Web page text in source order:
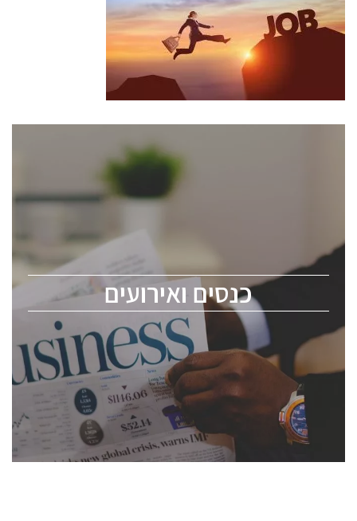
כנסים ואירועים
כנסים ואירועים
לכל העוסקים בתעשיית הסמיקונדקטור כולל מהנדסים,
ChipEx2026 will be held on May 12-13, 2026. The
conference is intended for everyone involved in the
semiconductor industry, including engineers,
professional experts, and senior executives.
לחץ לפרטים